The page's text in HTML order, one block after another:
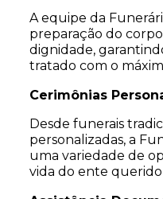
A equipe da
preparação do
dignidade,
tratado com o
Cerimônias
Desde funerais
personalizadas, a
uma variedade de
vida do ente